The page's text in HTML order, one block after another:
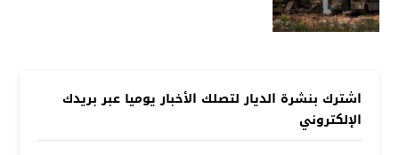
اشترك بنشرة الديار لتصلك الأخبار يوميا عبر بريدك
الإلكتروني